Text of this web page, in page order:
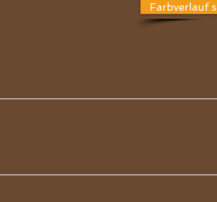
Farbverlauf